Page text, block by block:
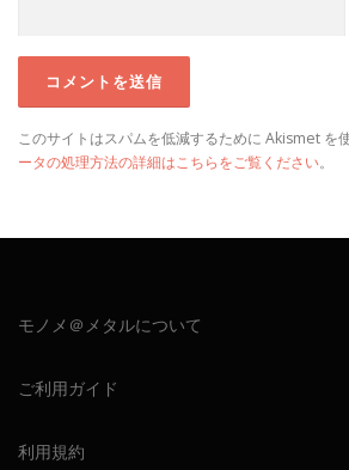
このサイトはスパムを低減するために Akismet を
ータの処理方法の詳細はこちらをご覧ください。
モノメ＠メタルについて
ご利用ガイド
利用規約